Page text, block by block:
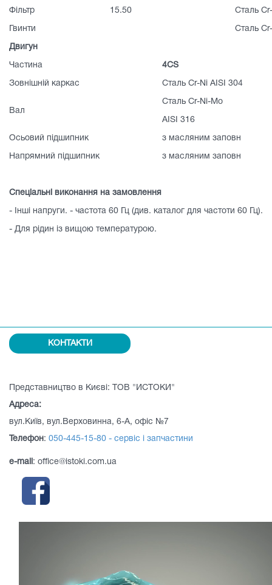
Фільтр 15.50 Сталь
Гвинти Сталь
Двигун
Частина 4CS
Зовнішній каркас Сталь Cr-Ni AISI 304
Вал
Сталь Cr-Ni-Mo
AISI 316
Осьовий підшипник з масляним заповн
Напрямний підшипник з масляним заповн
Спеціальні виконання на замовлення
- Інші напруги. - частота 60 Гц (див. каталог для частоти 60 Гц).
- Для рідин із вищою температурою.
КОНТАКТИ
Представництво в Києві: ТОВ "ИСТОКИ"
Адреса:
вул.Київ, вул.Верховинна, 6-А, офіс №7
Телефон: 050-445-15-80 - сервіс і запчастини
e-mail : office@istoki.com.ua